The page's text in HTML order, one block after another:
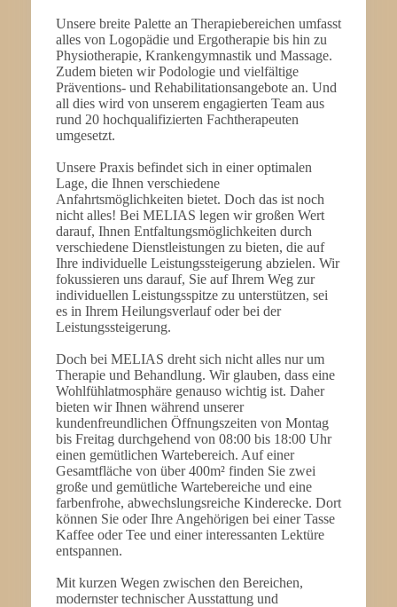
Unsere breite Palette an Therapiebereichen umfasst
alles von Logopädie und Ergotherapie bis hin zu
Physiotherapie, Krankengymnastik und Massage.
Zudem bieten wir Podologie und vielfältige
Präventions- und Rehabilitationsangebote an. Und
all dies wird von unserem engagierten Team aus
rund 20 hochqualifizierten Fachtherapeuten
umgesetzt.
Unsere Praxis befindet sich in einer optimalen
Lage, die Ihnen verschiedene
Anfahrtsmöglichkeiten bietet. Doch das ist noch
nicht alles! Bei MELIAS legen wir großen Wert
darauf, Ihnen Entfaltungsmöglichkeiten durch
verschiedene Dienstleistungen zu bieten, die auf
Ihre individuelle Leistungssteigerung abzielen. Wir
fokussieren uns darauf, Sie auf Ihrem Weg zur
individuellen Leistungsspitze zu unterstützen, sei
es in Ihrem Heilungsverlauf oder bei der
Leistungssteigerung.
Doch bei MELIAS dreht sich nicht alles nur um
Therapie und Behandlung. Wir glauben, dass eine
Wohlfühlatmosphäre genauso wichtig ist. Daher
bieten wir Ihnen während unserer
kundenfreundlichen Öffnungszeiten von Montag
bis Freitag durchgehend von 08:00 bis 18:00 Uhr
einen gemütlichen Wartebereich. Auf einer
Gesamtfläche von über 400m² finden Sie zwei
große und gemütliche Wartebereiche und eine
farbenfrohe, abwechslungsreiche Kinderecke. Dort
können Sie oder Ihre Angehörigen bei einer Tasse
Kaffee oder Tee und einer interessanten Lektüre
entspannen.
Mit kurzen Wegen zwischen den Bereichen,
modernster technischer Ausstattung und